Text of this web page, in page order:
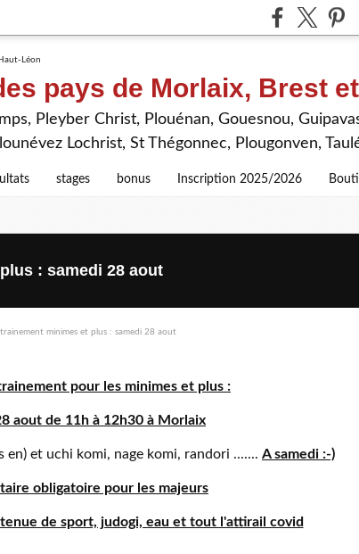
pays de Morlaix, Brest
Pleyber Christ, Plouénan, Gouesnou,
Lochrist, St Thégonnec, Plougonven,
stages bonus Inscription 2025/2026
: samedi 28 aout
pour les minimes et plus :
aout de 11h à 12h30 à Morlaix
en) et uchi komi, nage komi, randori ....... A samedi :-)
obligatoire pour les majeurs
de sport, judogi, eau et tout l'attirail covid